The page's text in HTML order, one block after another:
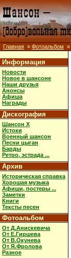
Главная » Фотоальбом »
Информация
Новости
Новое в шансоне
Наши друзья
Анонсы
Афиша
Награды
Дискография
Шансон X
Истоки
Военный шансон
Песни цыган
Барды
Ретро, эстрада ...
Архив
Историческая справка
Хорошая музыка
Афиши, постеры ...
Заметки
Книги
Тексты песен
Фотоальбом
От Д.Анискевича
От Е.Гиршева
От В.Окунева
От Я.Фролова
Разное